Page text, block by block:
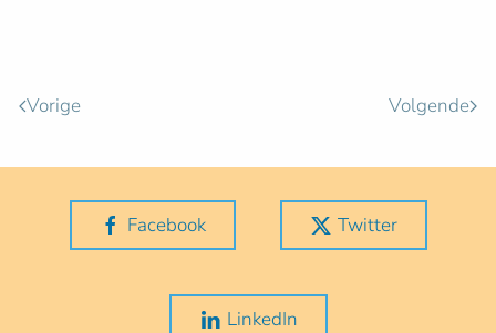
Vorige Volgende
Facebook Twitter
LinkedIn